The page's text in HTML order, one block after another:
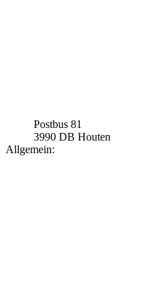
Postbus 81
3990 DB Houten
Allgemein: